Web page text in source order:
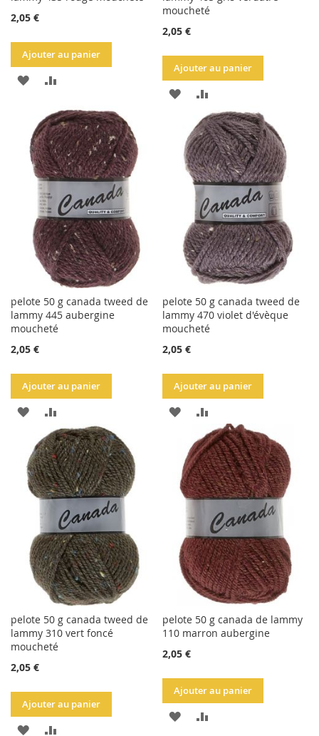
2,05 €
Ajouter au panier
AJOUTER
LA
LISTE
D'ACHATS
COMPARATEUR
moucheté
2,05 €
Ajouter au panier
AJOUTER
LA
LISTE
D'ACHATS
AU
COMPARATEUR
pelote 50 g canada tweed de
lammy 445 aubergine
moucheté
2,05 €
Ajouter au panier
AJOUTER
LA
LISTE
D'ACHATS
AU
COMPARATEUR
pelote 50 g canada tweed de
lammy 470 violet d'évèque
moucheté
2,05 €
Ajouter au panier
AJOUTER
LA
LISTE
D'ACHATS
AU
COMPARATEUR
pelote 50 g canada tweed de
lammy 310 vert foncé
moucheté
2,05 €
Ajouter au panier
AJOUTER
pelote 50 g canada de lammy
110 marron aubergine
2,05 €
Ajouter au panier
AJOUTER